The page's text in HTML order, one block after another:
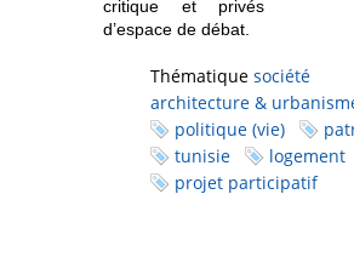
critique et privés
d’espace de débat.
Thématique société
architecture &
politique (vie)
tunisie
logement
projet participatif